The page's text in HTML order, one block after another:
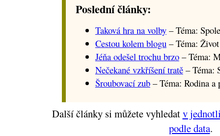
Poslední články:
Taková hra na volby– Téma:
Cestou kolem blogu – Téma: Život
Jéňa odešel trochu brzo– Téma:
Nečekané vzkříšení tratě– Téma:
Šroubovací zub– Téma: Rodina a
Další články si můžete vyhledatv
podle data.